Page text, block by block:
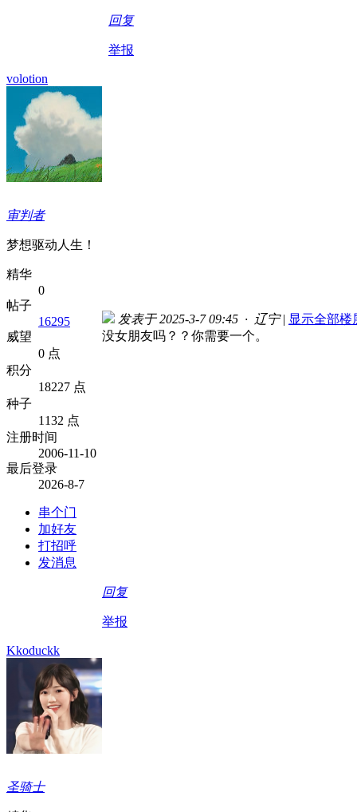
回复
举报
volotion
审判者
梦想驱动人生！
精华
0
帖子
16295
威望
0 点
积分
18227 点
种子
1132 点
注册时间
2006-11-10
最后登录
2026-8-7
串个门
加好友
打招呼
发消息
发表于 2025-3-7 09:45 · 辽宁 | 显示全部楼
没女朋友吗？？你需要一个。
回复
举报
Kkoduckk
圣骑士